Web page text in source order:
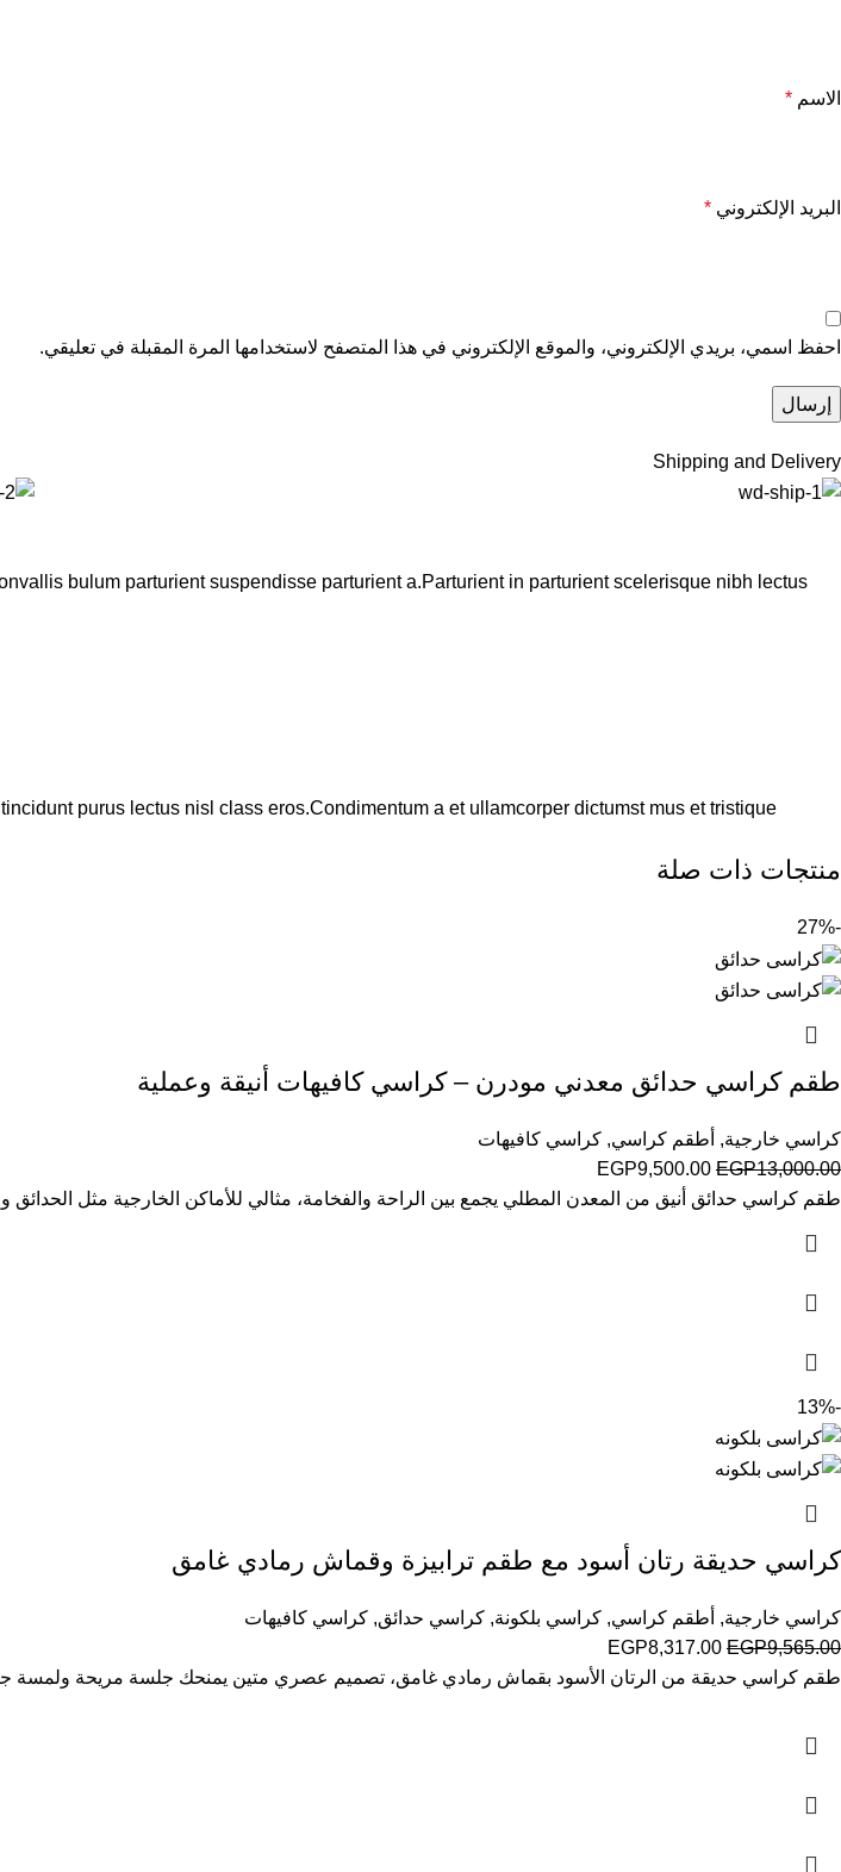
الاسم *
البريد الإلكتروني *
احفظ اسمي، بريدي الإلكتروني، والموقع الإلكتروني في هذا المتصفح لاستخدامها المرة المقبلة في تعليقي.
Shipping and Delivery
bulum parturient suspendisse parturient a.Parturient in parturient scelerisque nibh lectus
purus lectus nisl class eros.Condimentum a et ullamcorper dictumst mus et tristique
منتجات ذات صلة
-27%
طقم كراسي حدائق معدني مودرن – كراسي كافيهات أنيقة وعملية
كراسي خارجية, أطقم كراسي, كراسي كافيهات
EGP13,000.00
EGP9,500.00
طقم كراسي حدائق أنيق من المعدن المطلي يجمع بين الراحة والفخامة، مثالي للأماكن الخارجية مثل الحدائق
-13%
كراسي حديقة رتان أسود مع طقم ترابيزة وقماش رمادي غامق
كراسي خارجية, أطقم كراسي, كراسي بلكونة, كراسي حدائق, كراسي كافيهات
EGP9,565.00
EGP8,317.00
طقم كراسي حديقة من الرتان الأسود بقماش رمادي غامق، تصميم عصري متين يمنحك جلسة مريحة ولمسة